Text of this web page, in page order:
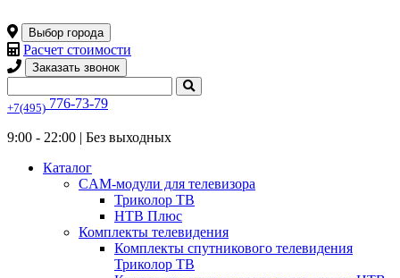
Выбор города
Расчет стоимости
Заказать звонок
+7(495) 776-73-79
9:00 - 22:00 | Без выходных
Каталог
CAM-модули для телевизора
Триколор ТВ
НТВ Плюс
Комплекты телевидения
Комплекты спутникового телевидения
Триколор ТВ